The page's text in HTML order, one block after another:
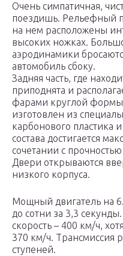
Очень симпатичная,
поездишь. Рельефный
на нем расположены
высоких ножках.
аэродинамики
автомобиль сбоку.
Задняя часть, где
приподнята и
фарами круглой формы
изготовлен из
карбонового пластика
состава достигается
сочетании с
Двери открываются
низкого корпуса.
Мощный двигатель на
до сотни за 3,3
скорость – 400 км/ч,
370 км/ч. Трансмиссия
ступеней.